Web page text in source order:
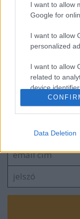
I want to allow
Google for
I want to allow
personalized
I want to allow
related to
device
I want to allow
I want to allow
related to
Data Deletion
Szólj hozzá!
A